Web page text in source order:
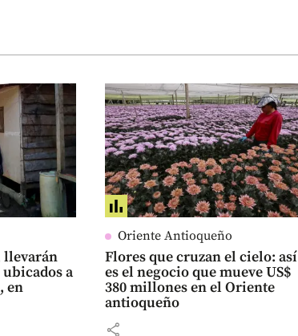
llevarán
a
en
Oriente Antioqueño
Flores que cruzan el cielo: así
es el negocio que mueve US$
380 millones en el Oriente
antioqueño
share